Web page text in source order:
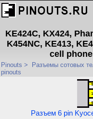
KE424C, KX424,
K454NC, KE413,
cell
Pinouts > Разъемы сотовых
pinouts
Разъем 6 pin